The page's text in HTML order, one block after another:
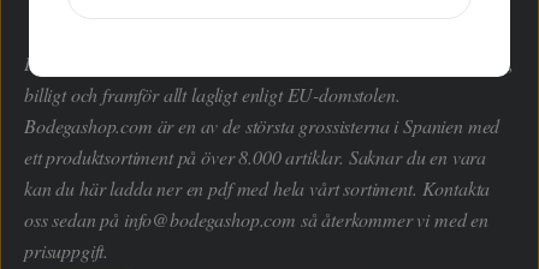
Här kan du handla hem dryckesvaror inom alla kategorier enkelt,
billigt och framför allt lagligt enligt EU-domstolen.
Bodegashop.com är en av de största grossisterna i Spanien med
ett produktsortiment på över 8.000 artiklar. Saknar du en vara
kan du här ladda ner en pdf med hela vårt sortiment. Kontakta
oss sedan på info@bodegashop.com så återkommer vi med en
prisuppgift.